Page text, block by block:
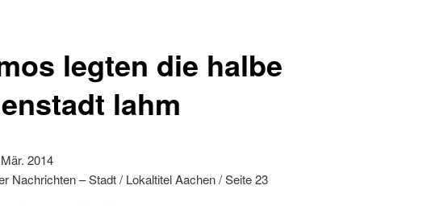
legten die halbe
lahm
2014
Nachrichten – Stadt / Lokaltitel Aachen / Seite 23